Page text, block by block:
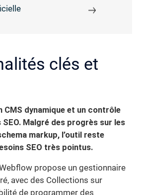
clés et
CMS dynamique et un contrôle
SEO. Malgré des progrès sur les
markup, l’outil reste
SEO très pointus.
propose un gestionnaire
avec des Collections sur
de programmer des